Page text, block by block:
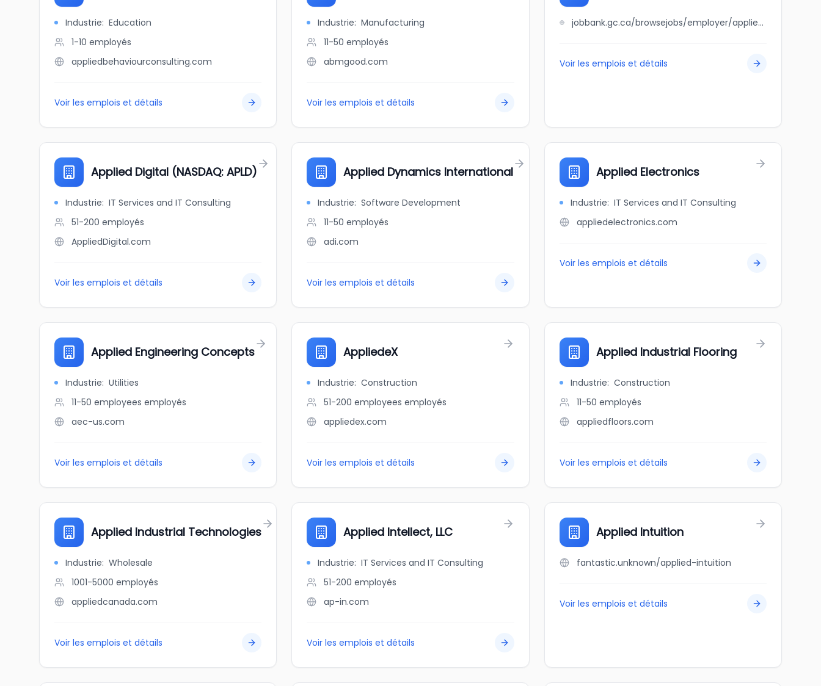
Industrie: Education
1-10 employés
appliedbehaviourconsulting.com
Voir les emplois et détails
Industrie: Manufacturing
11-50 employés
abmgood.com
Voir les emplois et détails
jobbank.gc.ca/browsejobs/employer/applied+consumer+%26+clinical+evaluations+inc./ca
Voir les emplois et détails
Applied Digital (NASDAQ: APLD)
Industrie: IT Services and IT Consulting
51-200 employés
AppliedDigital.com
Voir les emplois et détails
Applied Dynamics International
Industrie: Software Development
11-50 employés
adi.com
Voir les emplois et détails
Applied Electronics
Industrie: IT Services and IT Consulting
appliedelectronics.com
Voir les emplois et détails
Applied Engineering Concepts
Industrie: Utilities
11-50 employees employés
aec-us.com
Voir les emplois et détails
AppliedeX
Industrie: Construction
51-200 employees employés
appliedex.com
Voir les emplois et détails
Applied Industrial Flooring
Industrie: Construction
11-50 employés
appliedfloors.com
Voir les emplois et détails
Applied Industrial Technologies
Industrie: Wholesale
1001-5000 employés
appliedcanada.com
Voir les emplois et détails
Applied Intellect, LLC
Industrie: IT Services and IT Consulting
51-200 employés
ap-in.com
Voir les emplois et détails
Applied Intuition
fantastic.unknown/applied-intuition
Voir les emplois et détails